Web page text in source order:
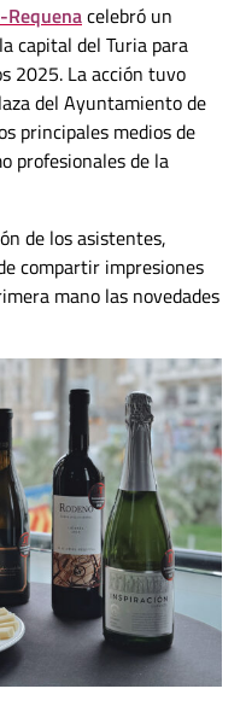
Requenacelebró un
capital del Turia para
2025. La acción tuvo
del Ayuntamiento de
principales medios de
profesionales de la
de los asistentes,
compartir impresiones
mano las novedades